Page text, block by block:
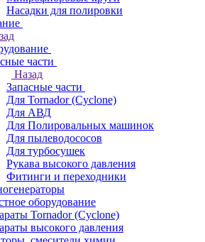
Насадки для полировки
части
Назад
Запасные части
Для Tornador (Cyclone)
Для АВД
Для Полировальных машинок
Для пылеводососов
Для турбосушек
Рукава высокого давления
Фитинги и переходники
оборудование
Tornador (Cyclone)
высокого давления